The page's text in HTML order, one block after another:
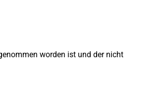
worden ist und der nicht